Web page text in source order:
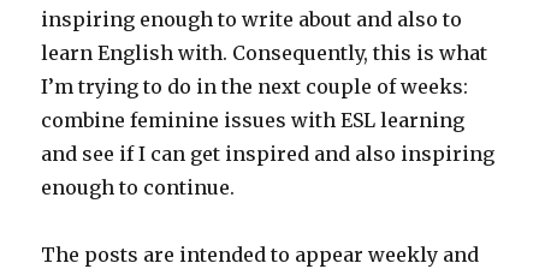
inspiring enough to write about and also to
learn English with. Consequently, this is what
I’m trying to do in the next couple of weeks:
combine feminine issues with ESL learning
and see if I can get inspired and also inspiring
enough to continue.
The posts are intended to appear weekly and